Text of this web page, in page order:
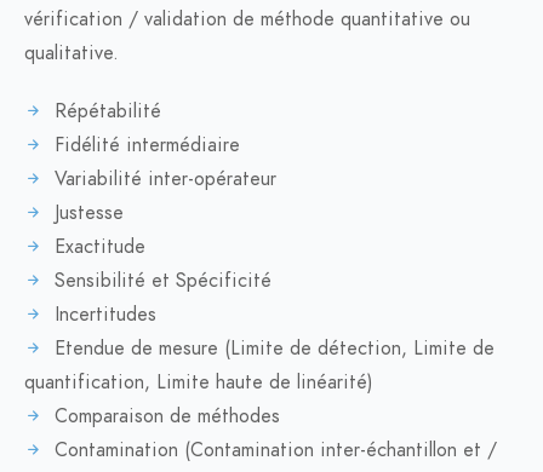
vérification / validation de méthode quantitative ou
qualitative.
Répétabilité
Fidélité intermédiaire
Variabilité inter-opérateur
Justesse
Exactitude
Sensibilité et Spécificité
Incertitudes
Etendue de mesure (Limite de détection, Limite de
quantification, Limite haute de linéarité)
Comparaison de méthodes
Contamination (Contamination inter-échantillon et /